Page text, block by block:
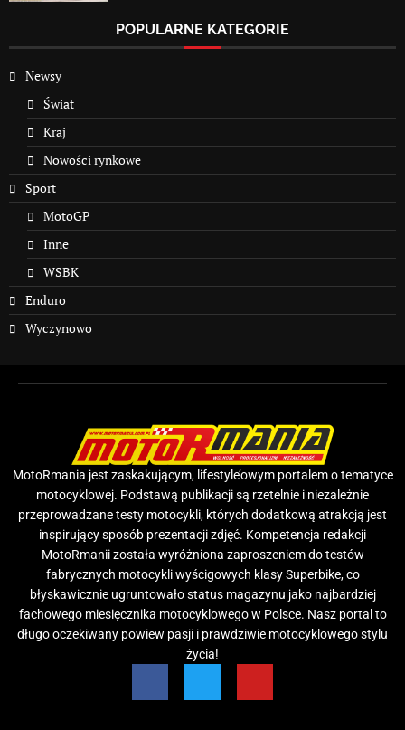
POPULARNE KATEGORIE
Newsy
Świat
Kraj
Nowości rynkowe
Sport
MotoGP
Inne
WSBK
Enduro
Wyczynowo
MotoRmania jest zaskakującym, lifestyle’owym portalem o tematyce
motocyklowej. Podstawą publikacji są rzetelnie i niezależnie
przeprowadzane testy motocykli, których dodatkową atrakcją jest
inspirujący sposób prezentacji zdjęć. Kompetencja redakcji
MotoRmanii została wyróżniona zaproszeniem do testów
fabrycznych motocykli wyścigowych klasy Superbike, co
błyskawicznie ugruntowało status magazynu jako najbardziej
fachowego miesięcznika motocyklowego w Polsce. Nasz portal to
długo oczekiwany powiew pasji i prawdziwie motocyklowego stylu
życia!